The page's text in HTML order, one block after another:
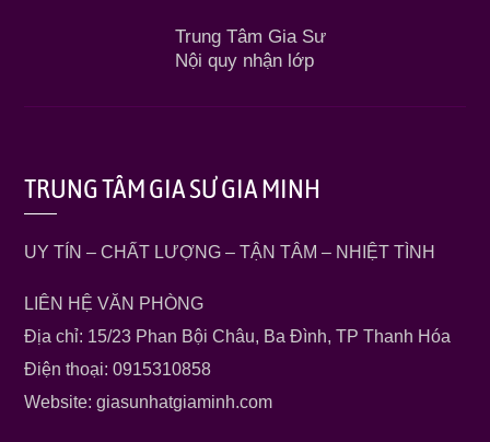
Trung Tâm Gia Sư
Nội quy nhận lớp
TRUNG TÂM GIA SƯ GIA MINH
UY TÍN – CHẤT LƯỢNG – TẬN TÂM – NHIỆT TÌNH
LIÊN HỆ VĂN PHÒNG
Địa chỉ: 15/23 Phan Bội Châu, Ba Đình, TP Thanh Hóa
Điện thoại: 0915310858
Website: giasunhatgiaminh.com